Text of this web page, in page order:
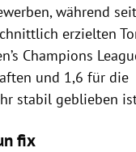
während
erzielten
Champions
und 1,6 für die
stabil geblieben
fix